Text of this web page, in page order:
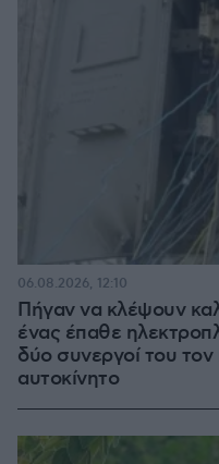
Πήγαν να κλέψουν
ένας έπαθε
δύο συνεργοί του
αυτοκίνητο
06.08.2026, 12:10